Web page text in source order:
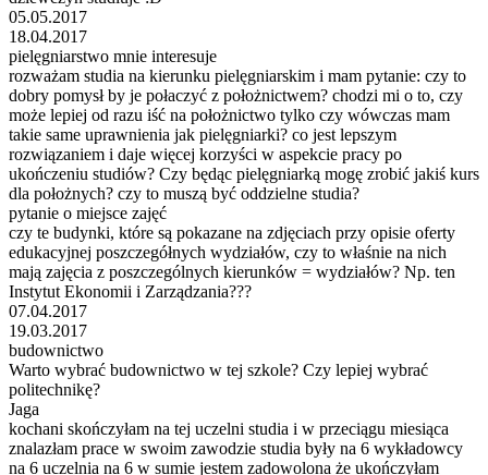
05.05.2017
18.04.2017
pielęgniarstwo mnie interesuje
rozważam studia na kierunku pielęgniarskim i mam pytanie: czy to
dobry pomysł by je połaczyć z położnictwem? chodzi mi o to, czy
może lepiej od razu iść na położnictwo tylko czy wówczas mam
takie same uprawnienia jak pielęgniarki? co jest lepszym
rozwiązaniem i daje więcej korzyści w aspekcie pracy po
ukończeniu studiów? Czy będąc pielęgniarką mogę zrobić jakiś kurs
dla położnych? czy to muszą być oddzielne studia?
pytanie o miejsce zajęć
czy te budynki, które są pokazane na zdjęciach przy opisie oferty
edukacyjnej poszczegółnych wydziałów, czy to właśnie na nich
mają zajęcia z poszczególnych kierunków = wydziałów? Np. ten
Instytut Ekonomii i Zarządzania???
07.04.2017
19.03.2017
budownictwo
Warto wybrać budownictwo w tej szkole? Czy lepiej wybrać
politechnikę?
Jaga
kochani skończyłam na tej uczelni studia i w przeciągu miesiąca
znalazłam prace w swoim zawodzie studia były na 6 wykładowcy
na 6 uczelnia na 6 w sumie jestem zadowolona że ukończyłam